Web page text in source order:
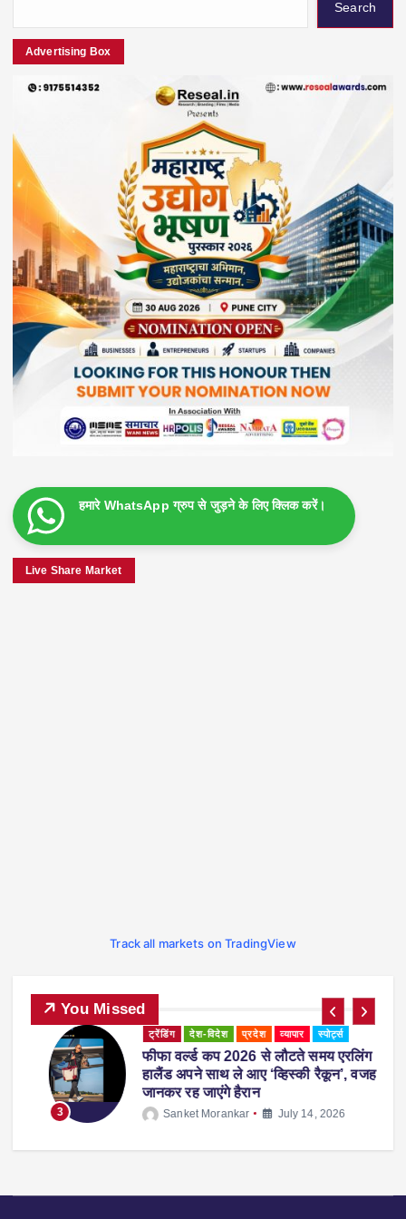
Search
Advertising Box
हमारे WhatsApp ग्रुप से जुड़ने के लिए क्लिक करें।
Live Share Market
Track all markets on TradingView
You Missed
3
ट्रेंडिंग देश-विदेश प्रदेश व्यापार स्पोर्ट्स
फीफा वर्ल्ड कप 2026 से लौटते समय एरलिंग
हालैंड अपने साथ ले आए ‘व्हिस्की रैकून’, वजह
जानकर रह जाएंगे हैरान
Sanket Morankar July 14, 2026